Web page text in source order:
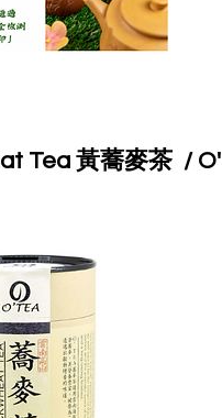
Tea 黃蕎麥茶 /